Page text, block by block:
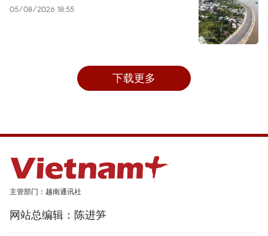
05/08/2026 18:55
下载更多
主管部门：越南通讯社
网站总编辑：陈进笋